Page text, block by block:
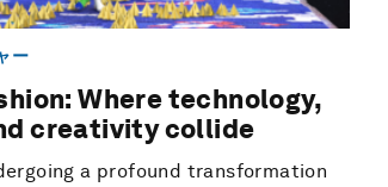
ー
Where technology,
creativity collide
a profound transformation